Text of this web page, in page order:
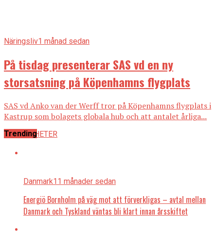
Näringsliv1 månad sedan
På tisdag presenterar SAS vd en ny
storsatsning på Köpenhamns flygplats
SAS vd Anko van der Werff tror på Köpenhamns flygplats i
Kastrup som bolagets globala hub och att antalet årliga...
ALLA NYHETER
Trending
Danmark11 månader sedan
Energiö Bornholm på väg mot att förverkligas – avtal mellan
Danmark och Tyskland väntas bli klart innan årsskiftet